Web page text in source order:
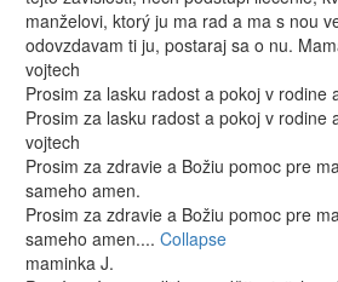
manželovi, ktorý ju ma rad a ma s nou
odovzdavam ti ju, postaraj sa o nu.
vojtech
Prosim za lasku radost a pokoj v rodine
Prosim za lasku radost a pokoj v rodine
vojtech
Prosim za zdravie a Božiu pomoc pre
sameho amen.
Prosim za zdravie a Božiu pomoc pre
sameho amen.... Collapse
maminka J.